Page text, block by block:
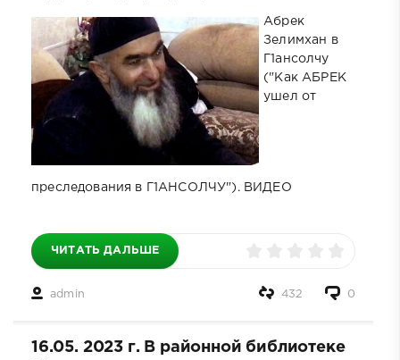
Абрек
Зелимхан в
Г1ансолчу
("Как АБРЕК
ушел от
преследования в Г1АНСОЛЧУ"). ВИДЕО
ЧИТАТЬ ДАЛЬШЕ
admin 0
432
16.05. 2023 г. В районной библиотеке